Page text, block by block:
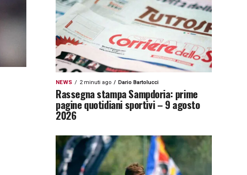
NEWS 2 minuti ago Dario Bartolucci
Rassegna stampa Sampdoria: prime
pagine quotidiani sportivi – 9 agosto
2026